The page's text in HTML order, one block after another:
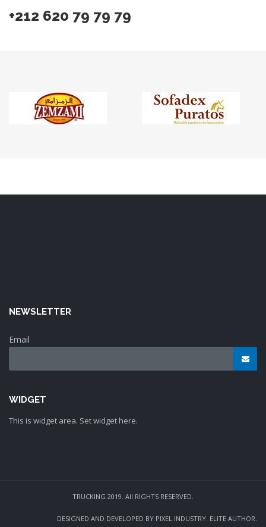
+212 620 79 79 79
NEWSLETTER
Email
WIDGET
This is widget area. Set widget here.
TRUCKING 2019. All RIGHTS RESERVED.
DESIGNED AND DEVELOPED BY PIXEL INDUSTRY. ELITE AUTHOR.